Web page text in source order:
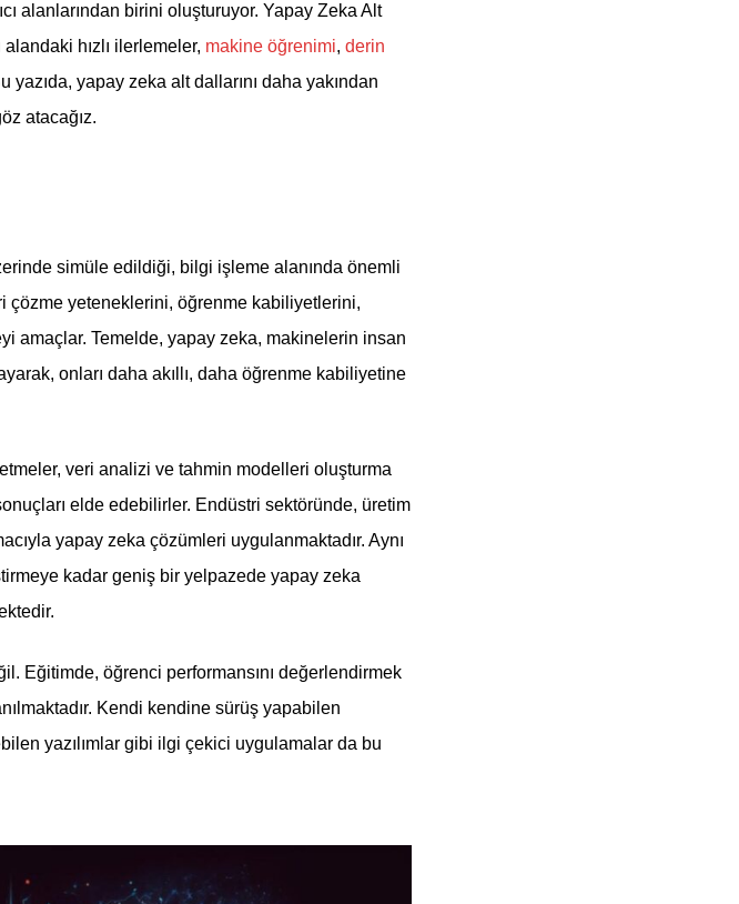
alanlarından birini oluşturuyor. Yapay Zeka Alt
hızlı ilerlemeler, makine öğrenimi, derin
yazıda, yapay zeka alt dallarını daha yakından
atacağız.
simüle edildiği, bilgi işleme alanında önemli
çözme yeteneklerini, öğrenme kabiliyetlerini,
amaçlar. Temelde, yapay zeka, makinelerin insan
onları daha akıllı, daha öğrenme kabiliyetine
veri analizi ve tahmin modelleri oluşturma
elde edebilirler. Endüstri sektöründe, üretim
yapay zeka çözümleri uygulanmaktadır. Aynı
kadar geniş bir yelpazede yapay zeka
Eğitimde, öğrenci performansını değerlendirmek
Kendi kendine sürüş yapabilen
yazılımlar gibi ilgi çekici uygulamalar da bu